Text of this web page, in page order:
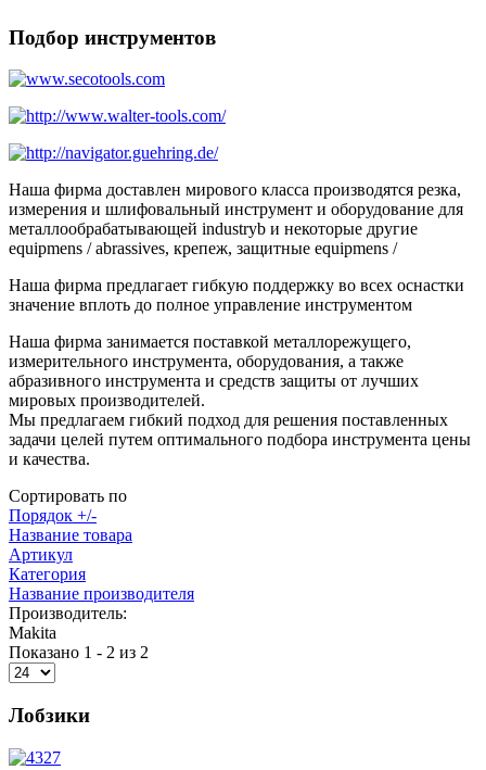
Подбор инструментов
Наша фирма доставлен мирового класса производятся резка,
измерения и шлифовальный инструмент и оборудование для
металлообрабатывающей industryb и некоторые другие
equipmens / abrassives, крепеж, защитные equipmens /
Наша фирма предлагает гибкую поддержку во всех оснастки
значение вплоть до полное управление инструментом
Наша фирма занимается поставкой металлорежущего,
измерительного инструмента, оборудования, а также
абразивного инструмента и средств защиты от лучших
мировых производителей.
Мы предлагаем гибкий подход для решения поставленных
задачи целей путем оптимального подбора инструмента цены
и качества.
Сортировать по
Порядок +/-
Название товара
Артикул
Категория
Название производителя
Производитель:
Makita
Показано 1 - 2 из 2
Лобзики